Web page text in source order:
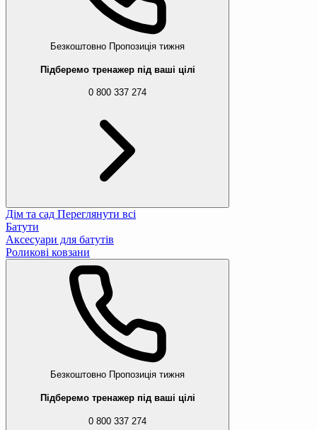
Безкоштовно Пропозиція тижня
Підберемо тренажер під ваші цілі
0 800 337 274
Дім та сад Переглянути всі
Батути
Аксесуари для батутів
Роликові ковзани
Безкоштовно Пропозиція тижня
Підберемо тренажер під ваші цілі
0 800 337 274